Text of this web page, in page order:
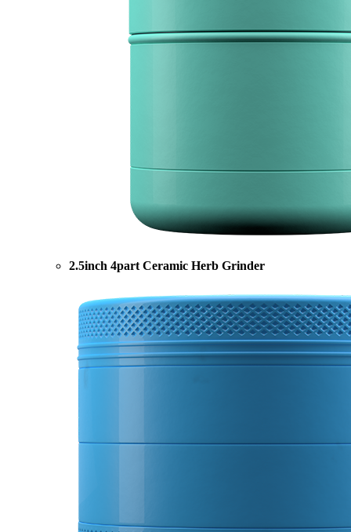
2.5inch 4part Ceramic Herb Grinder